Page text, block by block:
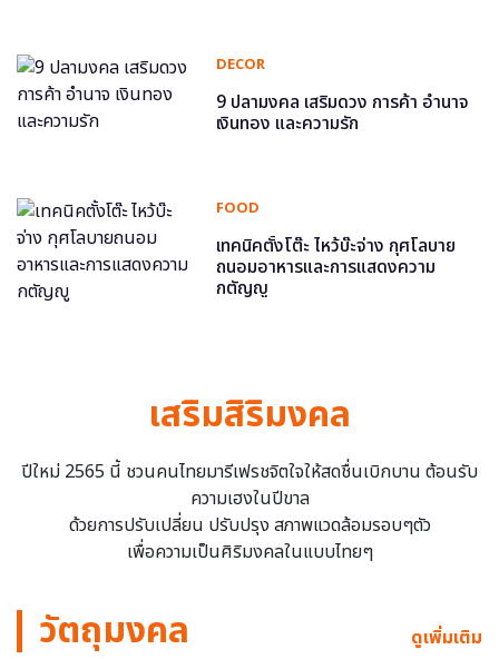
DECOR
9 ปลามงคล เสริมดวง การค้า อำนาจ
เงินทอง และความรัก
FOOD
เทคนิคตั้งโต๊ะ ไหว้บ๊ะจ่าง กุศโลบาย
ถนอมอาหารและการแสดงความ
กตัญญู
เสริมสิริมงคล
ปีใหม่ 2565 นี้ ชวนคนไทยมารีเฟรชจิตใจให้สดชื่นเบิกบาน ต้อนรับ
ความเฮงในปีขาล
ด้วยการปรับเปลี่ยน ปรับปรุง สภาพแวดล้อมรอบๆตัว
เพื่อความเป็นศิริมงคลในแบบไทยๆ
วัตถุมงคล ดูเพิ่มเติม